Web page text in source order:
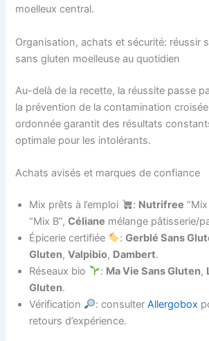
moelleux central.
Organisation, achats et sécurité: réussir
sans gluten moelleuse au quotidien
Au-delà de la recette, la réussite passe
la prévention de la contamination
ordonnée garantit des résultats
optimale pour les intolérants.
Achats avisés et marques de confiance
Mix prêts à l’emploi : Nutrifree
“Mix B”,Céliane mélange pâtisserie/
Épicerie certifiée
:Gerblé Sans
Gluten,Valpibio, Dambert.
Réseaux bio
: Ma Vie Sans Gluten,
Gluten.
Vérification
: consulterAllergobox
retours d’expérience.